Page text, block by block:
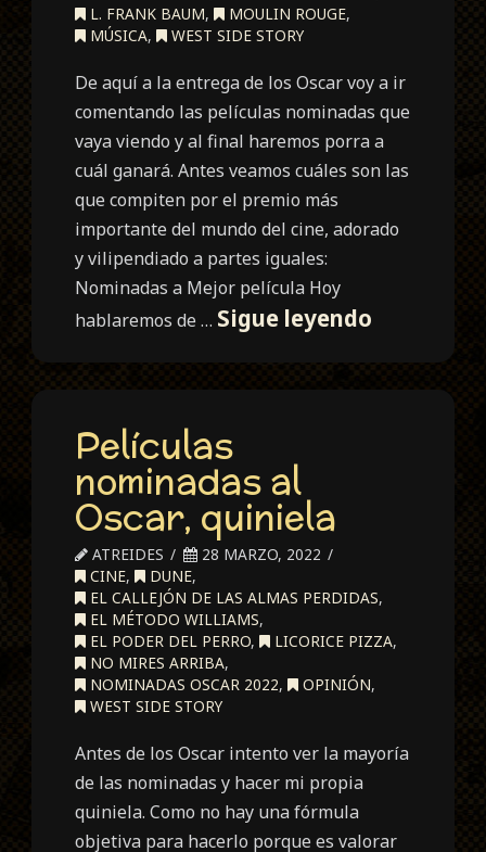
L. FRANK BAUM, MOULIN ROUGE,
MÚSICA, WEST SIDE STORY
De aquí a la entrega de los Oscar voy a ir
comentando las películas nominadas que
vaya viendo y al final haremos porra a
cuál ganará. Antes veamos cuáles son las
que compiten por el premio más
importante del mundo del cine, adorado
y vilipendiado a partes iguales:
Nominadas a Mejor película Hoy
hablaremos de … Sigue leyendo
Películas
nominadas al
Oscar, quiniela
ATREIDES
28 MARZO, 2022
CINE, DUNE,
EL CALLEJÓN DE LAS ALMAS PERDIDAS,
EL MÉTODO WILLIAMS,
EL PODER DEL PERRO, LICORICE PIZZA,
NO MIRES ARRIBA,
NOMINADAS OSCAR 2022, OPINIÓN,
WEST SIDE STORY
Antes de los Oscar intento ver la mayoría
de las nominadas y hacer mi propia
quiniela. Como no hay una fórmula
objetiva para hacerlo porque es valorar